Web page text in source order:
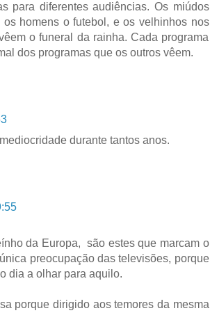
para diferentes audiências. Os miúdos
homens o futebol, e os velhinhos nos
o funeral da rainha. Cada programa
dos programas que os outros vêem.
durante tantos anos.
da Europa, são estes que marcam o
preocupação das televisões, porque
dia a olhar para aquilo.
porque dirigido aos temores da mesma